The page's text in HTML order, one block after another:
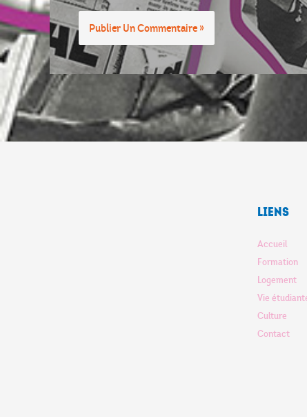
Liens
Accueil
Formation
Logement
Vie
Culture
Contact